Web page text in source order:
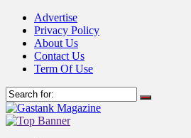
Advertise
Privacy Policy
About Us
Contact Us
Term Of Use